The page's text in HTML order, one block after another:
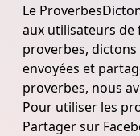
Le
aux utilisateurs de
proverbes,
envoyées et
proverbes, nous
Pour utiliser les
Partager sur